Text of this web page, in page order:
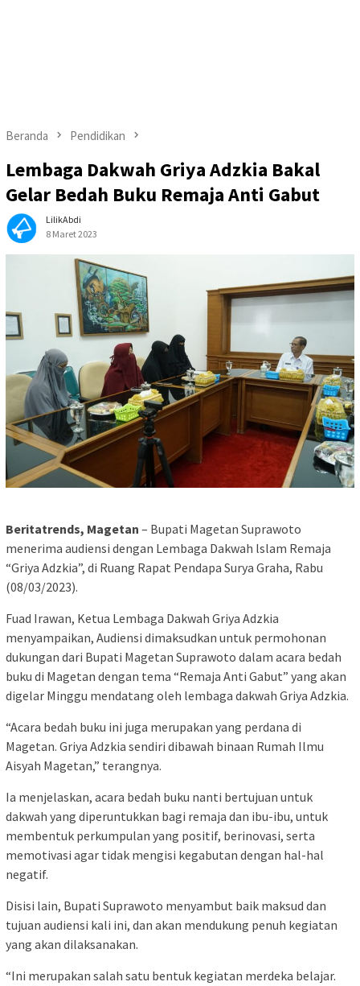
Beranda Pendidikan
Lembaga Dakwah Griya Adzkia Bakal
Gelar Bedah Buku Remaja Anti Gabut
LilikAbdi
8 Maret 2023
Beritatrends, Magetan – Bupati Magetan Suprawoto
menerima audiensi dengan Lembaga Dakwah lslam Remaja
“Griya Adzkia”, di Ruang Rapat Pendapa Surya Graha, Rabu
(08/03/2023).
Fuad Irawan, Ketua Lembaga Dakwah Griya Adzkia
menyampaikan, Audiensi dimaksudkan untuk permohonan
dukungan dari Bupati Magetan Suprawoto dalam acara bedah
buku di Magetan dengan tema “Remaja Anti Gabut” yang akan
digelar Minggu mendatang oleh lembaga dakwah Griya Adzkia.
“Acara bedah buku ini juga merupakan yang perdana di
Magetan. Griya Adzkia sendiri dibawah binaan Rumah Ilmu
Aisyah Magetan,” terangnya.
Ia menjelaskan, acara bedah buku nanti bertujuan untuk
dakwah yang diperuntukkan bagi remaja dan ibu-ibu, untuk
membentuk perkumpulan yang positif, berinovasi, serta
memotivasi agar tidak mengisi kegabutan dengan hal-hal
negatif.
Disisi lain, Bupati Suprawoto menyambut baik maksud dan
tujuan audiensi kali ini, dan akan mendukung penuh kegiatan
yang akan dilaksanakan.
“Ini merupakan salah satu bentuk kegiatan merdeka belajar.